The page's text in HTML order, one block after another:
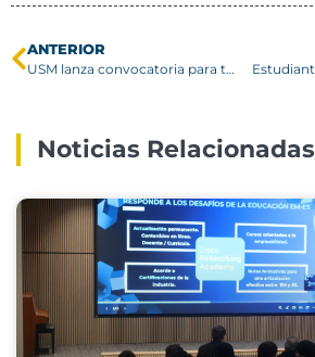
ANTERIOR
USM lanza convocatoria para tradicional BootCamp de verano de tecnología
Noticias Relacionadas